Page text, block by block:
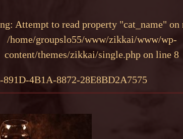
: Attempt to read property "cat_name"
/home/groupslo55/www/zikkai/www/wp-
content/themes/zikkai/single.php on line 8
891D-4B1A-8872-28E8BD2A7575